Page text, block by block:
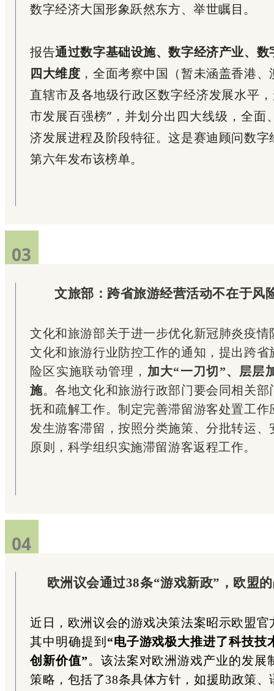
数字经济大国形象跃然东方、举世瞩目。
报告通过数字基础设施、数字经济产业、
四大维度 ，全面考察中国（暂未涵盖香港
直辖市及各地级行政区数字经济发展水平
市发展百强榜”，并划分出四大线级，全面
济发展进程及阶段特征。这是赛迪顾问数
第六年发布该榜单。
03
文旅部：跨省旅游经营活动不在于风
文化和旅游部关于进一步优化新冠肺炎疫
文化和旅游行业防控工作的通知，提出跨
险区实施联动管理， 加大“一刀切”、层层
施。各地文化和旅游行政部门要会同相关
抚和疏解工作。制定完善滞留游客处置工
发生游客滞留，按照分类施策、分批转运
原则，科学组织实施滞留游客返程工作。
04
欧洲议会通过38条“游戏新政”，欧盟
近日，欧洲议会的游戏决策法案昭示欧盟
其中明确提到 “电子游戏极大推进了科技技
创新价值”。该法案对欧洲游戏产业的发展
策略，包括了38条具体方针，如援助政策